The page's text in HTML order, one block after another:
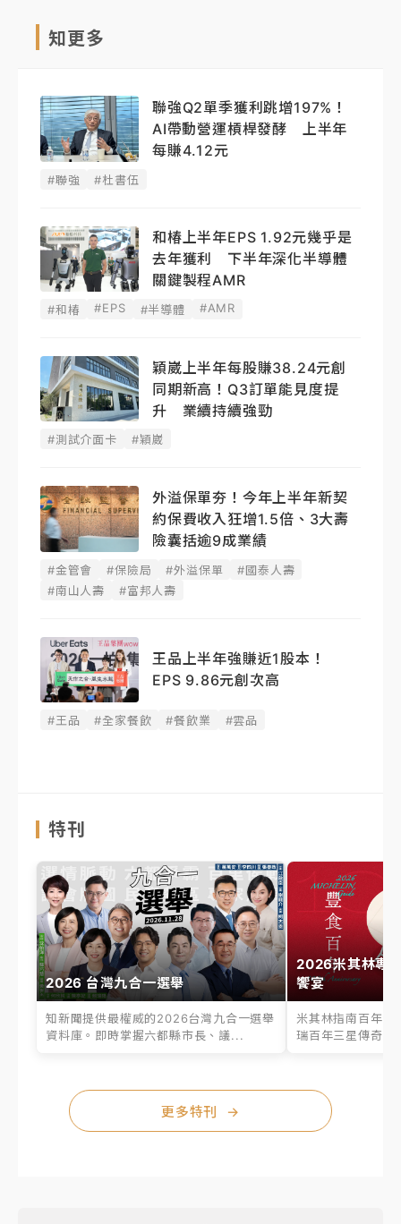
知更多
聯強Q2單季獲利跳增197%！
AI帶動營運槓桿發酵 上半年
每賺4.12元
#聯強 #杜書伍
和椿上半年EPS 1.92元幾乎是
去年獲利 下半年深化半導體
關鍵製程AMR
#和椿 #EPS #半導體 #AMR
穎崴上半年每股賺38.24元創
同期新高！Q3訂單能見度提
升 業續持續強勁
#測試介面卡 #穎崴
外溢保單夯！今年上半年新契
約保費收入狂增1.5倍、3大壽
險囊括逾9成業績
#金管會 #保險局 #外溢保單
#國泰人壽
#南山人壽
#富邦人壽
王品上半年強賺近1股本！
EPS 9.86元創次高
#王品 #全家餐飲 #餐飲業 #雲品
特刊
2026 台灣九合一選舉
知新聞提供最權威的2026台灣九合一選舉
資料庫。即時掌握六都縣市長、議...
2026米其林專
饗宴
米其林指南百年之
瑞百年三星傳奇、
更多特刊 →